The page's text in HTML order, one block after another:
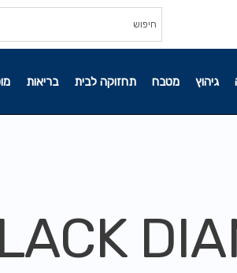
גיהוץ מטבח תחזוקה לבית בריאות